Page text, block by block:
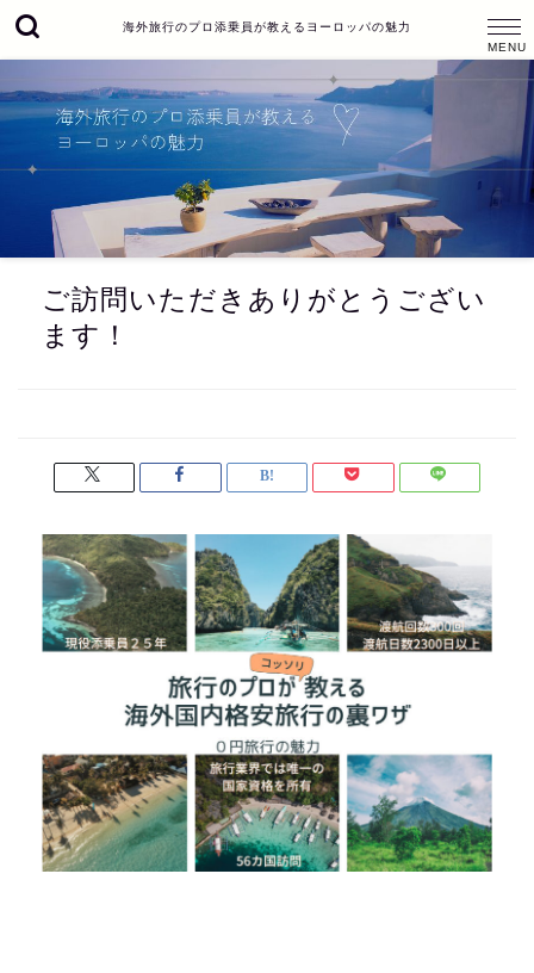
海外旅行のプロ添乗員が教えるヨーロッパの魅力
ご訪問いただきありがとうござい
ます！